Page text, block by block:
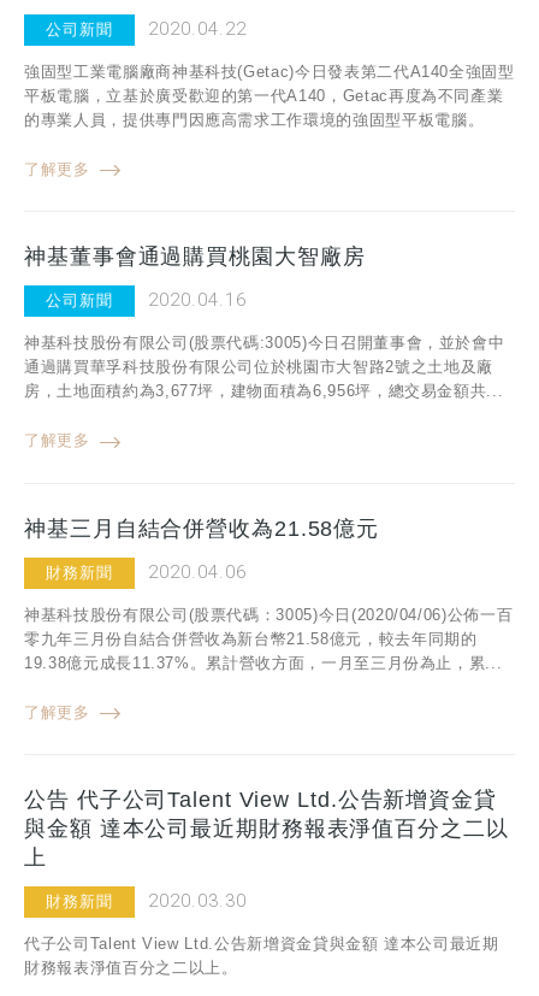
公司新聞 2020.04.22
強固型工業電腦廠商神基科技(Getac)今日發表第二代A140全強固型
平板電腦，立基於廣受歡迎的第一代A140，Getac再度為不同產業
的專業人員，提供專門因應高需求工作環境的強固型平板電腦。
了解更多
神基董事會通過購買桃園大智廠房
公司新聞 2020.04.16
神基科技股份有限公司(股票代碼:3005)今日召開董事會，並於會中
通過購買華孚科技股份有限公司位於桃園市大智路2號之土地及廠
房，土地面積約為3,677坪，建物面積為6,956坪，總交易金額共...
了解更多
神基三月自結合併營收為21.58億元
財務新聞 2020.04.06
神基科技股份有限公司(股票代碼：3005)今日(2020/04/06)公佈一百
零九年三月份自結合併營收為新台幣21.58億元，較去年同期的
19.38億元成長11.37%。累計營收方面，一月至三月份為止，累...
了解更多
公告 代子公司Talent View Ltd.公告新增資金貸
與金額 達本公司最近期財務報表淨值百分之二以
上
財務新聞 2020.03.30
代子公司Talent View Ltd.公告新增資金貸與金額 達本公司最近期
財務報表淨值百分之二以上。